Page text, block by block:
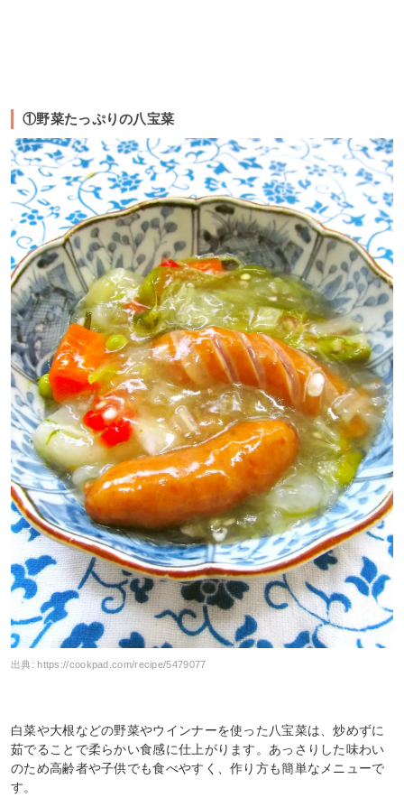
①野菜たっぷりの八宝菜
出典: https://cookpad.com/recipe/5479077
白菜や大根などの野菜やウインナーを使った八宝菜は、炒めずに
茹でることで柔らかい食感に仕上がります。あっさりした味わい
のため高齢者や子供でも食べやすく、作り方も簡単なメニューで
す。